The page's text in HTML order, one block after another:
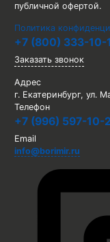
публичной офертой.
Политика
+7 (800) 333-10-
Заказать звонок
Адрес
г. Екатеринбург, ул.
Телефон
+7 (996) 597-10-
Email
info@borimir.ru